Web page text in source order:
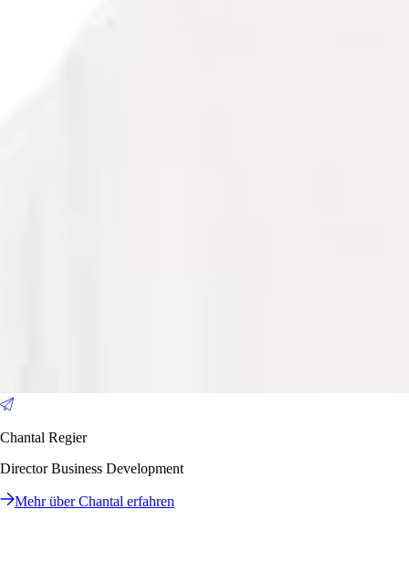
Chantal Regier
Director Business Development
Mehr über Chantal erfahren